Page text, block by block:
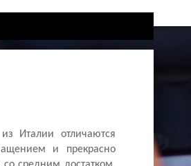
Италии отличаются
и прекрасно